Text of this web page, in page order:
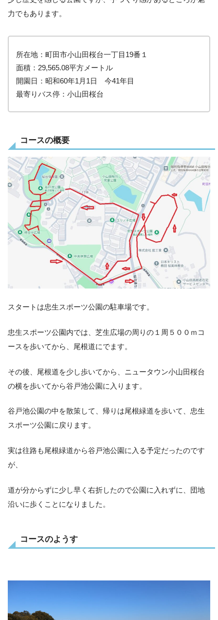
力でもあります。
所在地：町田市小山田桜台一丁目19番１
面積：29,565.08平方メートル
開園日：昭和60年1月1日 今41年目
最寄りバス停：小山田桜台
コースの概要
スタートは忠生スポーツ公園の駐車場です。
忠生スポーツ公園内では、芝生広場の周りの１周５００ｍコ
ースを歩いてから、尾根道にでます。
その後、尾根道を少し歩いてから、ニュータウン小山田桜台
の横を歩いてから谷戸池公園に入ります。
谷戸池公園の中を散策して、帰りは尾根緑道を歩いて、忠生
スポーツ公園に戻ります。
実は往路も尾根緑道から谷戸池公園に入る予定だったのです
が、
道が分からずに少し早く右折したので公園に入れずに、団地
沿いに歩くことになりました。
コースのようす